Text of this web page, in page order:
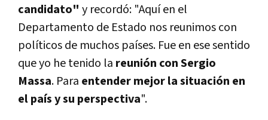
candidato" y recordó: "Aquí en el
Departamento de Estado nos reunimos con
políticos de muchos países. Fue en ese sentido
que yo he tenido la reunión con Sergio
Massa. Para entender mejor la situación en
el país y su perspectiva".